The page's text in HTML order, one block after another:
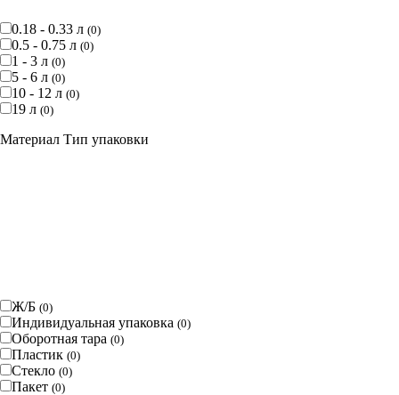
0.18 - 0.33 л (0)
0.5 - 0.75 л (0)
1 - 3 л (0)
5 - 6 л (0)
10 - 12 л (0)
19 л (0)
Материал Тип упаковки
Ж/Б (0)
Индивидуальная упаковка (0)
Оборотная тара (0)
Пластик (0)
Стекло (0)
Пакет (0)